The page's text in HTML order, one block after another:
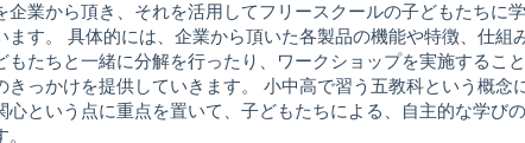
企業から頂き、それを活用してフリースクールの子どもたちに
す。 具体的には、企業から頂いた各製品の機能や特徴、仕組
もたちと一緒に分解を行ったり、ワークショップを実施するこ
きっかけを提供していきます。 小中高で習う五教科という概念
心という点に重点を置いて、子どもたちによる、自主的な学び